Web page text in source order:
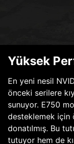
Yüksek
En yeni nesil
önceki serilere
sunuyor. E750
desteklemek için
donatılmış. Bu
tutuyor hem de